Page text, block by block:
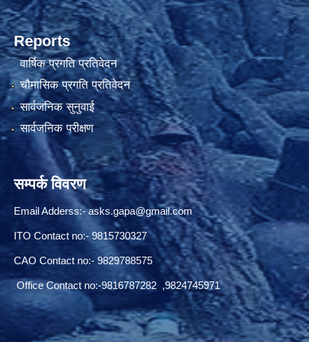
Reports
वार्षिक प्रगति प्रतिवेदन
चौमासिक प्रगति प्रतिवेदन
सार्वजनिक सुनुवाई
सार्वजनिक परीक्षण
सम्पर्क विवरण
Email Adderss:-asks.gapa@gmail.com
ITO Contact no:- 9815730327
CAO Contact no:- 9829788575
Office Contact no:-9816787282 ,9824745971